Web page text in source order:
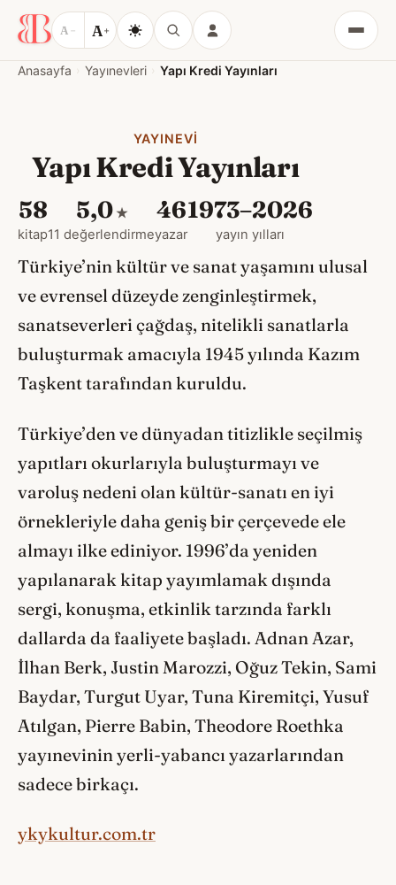
A − A+
Menü
Anasayfa Yayınevleri Yapı Kredi Yayınları
YAYINEVI
Yapı Kredi Yayınları
58
kitap
5,0 ★
11 değerlendirme
46
yazar
1973–2026
yayın yılları
Türkiye’nin kültür ve sanat yaşamını ulusal
ve evrensel düzeyde zenginleştirmek,
sanatseverleri çağdaş, nitelikli sanatlarla
buluşturmak amacıyla 1945 yılında Kazım
Taşkent tarafından kuruldu.
Türkiye’den ve dünyadan titizlikle seçilmiş
yapıtları okurlarıyla buluşturmayı ve
varoluş nedeni olan kültür-sanatı en iyi
örnekleriyle daha geniş bir çerçevede ele
almayı ilke ediniyor. 1996’da yeniden
yapılanarak kitap yayımlamak dışında
sergi, konuşma, etkinlik tarzında farklı
dallarda da faaliyete başladı. Adnan Azar,
İlhan Berk, Justin Marozzi, Oğuz Tekin, Sami
Baydar, Turgut Uyar, Tuna Kiremitçi, Yusuf
Atılgan, Pierre Babin, Theodore Roethka
yayınevinin yerli-yabancı yazarlarından
sadece birkaçı.
ykykultur.com.tr